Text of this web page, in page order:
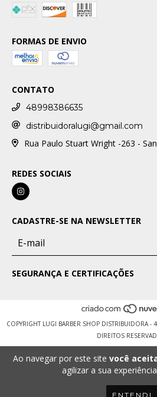
Ao navegar por este site você
agilizar a sua
ENTENDI
FORMAS DE ENVIO
CONTATO
48998386635
distribuidoralugi@gmail.com
Rua Paulo Stuart Wright -263 -
REDES SOCIAIS
CADASTRE-SE NA NEWSLETTER
SEGURANÇA E CERTIFICAÇÕES
COPYRIGHT LUGI BARBER SHOP DISTRIBUIDORA
DIREITOS